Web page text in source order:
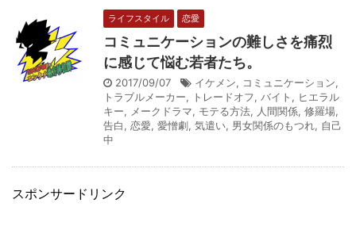
ライフスタイル 恋愛
コミュニケーションの難しさを痛烈
に感じて悩む若者たち。
2017/09/07 イケメン, コミュニケーション,
トラブルメーカー, トレードオフ, バイト , ヒエラル
キー, メークドラマ, モテる方法, 人間関係, 修羅場,
告白, 恋愛, 愛憎劇, 気遣い, 男女関係のもつれ, 自己
中
スポンサードリンク